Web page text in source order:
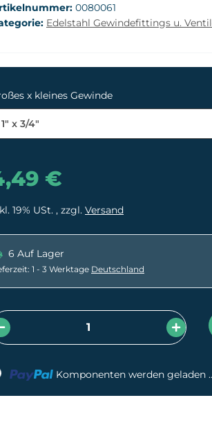
0080061
Edelstahl Gewindefittings u.
x kleines Gewinde
1" x 3/4"
€
19% USt. , zzgl. Versand
6 Auf Lager
1 - 3 Werktage Deutschland
Komponenten werden geladen